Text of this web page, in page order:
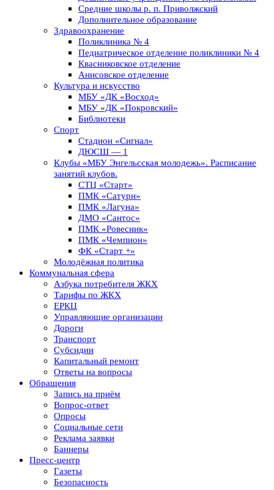
Средние школы р. п. Приволжский
Дополнительное образование
Здравоохранение
Поликлиника № 4
Педиатрическое отделение поликлиники № 4
Квасниковское отделение
Анисовское отделение
Культура и искусство
МБУ «ДК «Восход»
МБУ «ДК «Покровский»
Библиотеки
Спорт
Стадион «Сигнал»
ДЮСШ — 1
Клубы «МБУ Энгельсская молодежь». Расписание
занятий клубов.
СТЦ «Старт»
ПМК «Сатурн»
ПМК «Лагуна»
ДМО «Сантос»
ПМК «Ровесник»
ПМК «Чемпион»
ФК «Старт +»
Молодёжная политика
Коммунальная сфера
Азбука потребителя ЖКХ
Тарифы по ЖКХ
ЕРКЦ
Управляющие организации
Дороги
Транспорт
Субсидии
Капитальный ремонт
Ответы на вопросы
Обращения
Запись на приём
Вопрос-ответ
Опросы
Социальные сети
Реклама заявки
Баннеры
Пресс-центр
Газеты
Безопасность